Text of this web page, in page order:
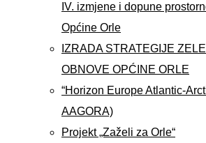
IV. izmjene i dopune
Općine Orle
IZRADA STRATEGIJE
OBNOVE OPĆINE ORLE
“Horizon Europe Atlantic-
AAGORA)
Projekt „Zaželi za Orle“